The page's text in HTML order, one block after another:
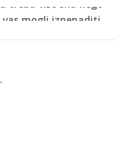
iz dijaspore: Da su
otvorili Muzej